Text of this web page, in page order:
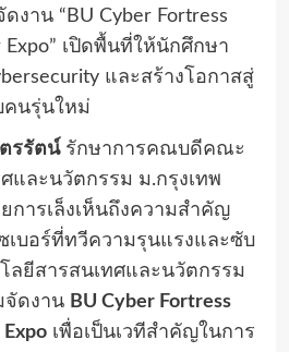
งาน “BU Cyber Fortress
Expo” เปิดพื้นที่ให้นักศึกษา
และสร้างโอกาสสู่
คนรุ่นใหม่
รรัตน์รักษาการคณบดีคณะ
และนวัตกรรม ม.กรุงเทพ
การเล็งเห็นถึงความสำคัญ
เบอร์ที่ทวีความรุนแรงและซับ
ยีสารสนเทศและนวัตกรรม
จัดงาน BU Cyber Fortress
เพื่อเป็นเวทีสำคัญในการ